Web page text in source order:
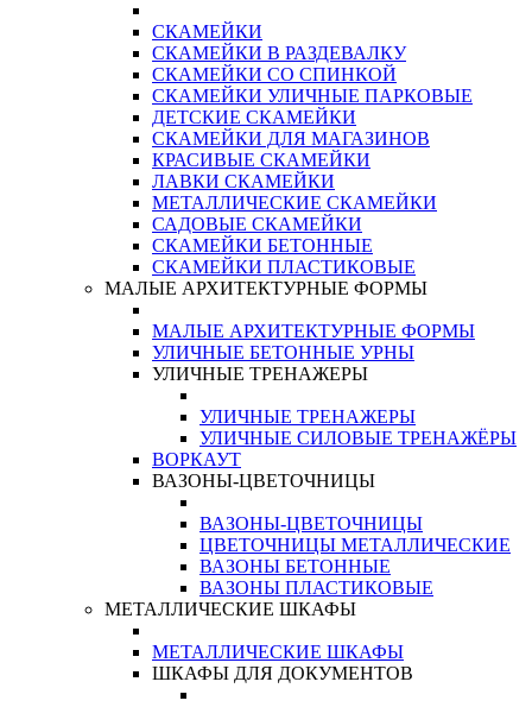
СКАМЕЙКИ
СКАМЕЙКИ В РАЗДЕВАЛКУ
СКАМЕЙКИ СО СПИНКОЙ
СКАМЕЙКИ УЛИЧНЫЕ ПАРКОВЫЕ
ДЕТСКИЕ СКАМЕЙКИ
СКАМЕЙКИ ДЛЯ МАГАЗИНОВ
КРАСИВЫЕ СКАМЕЙКИ
ЛАВКИ СКАМЕЙКИ
МЕТАЛЛИЧЕСКИЕ СКАМЕЙКИ
САДОВЫЕ СКАМЕЙКИ
СКАМЕЙКИ БЕТОННЫЕ
СКАМЕЙКИ ПЛАСТИКОВЫЕ
МАЛЫЕ АРХИТЕКТУРНЫЕ ФОРМЫ
МАЛЫЕ АРХИТЕКТУРНЫЕ ФОРМЫ
УЛИЧНЫЕ БЕТОННЫЕ УРНЫ
УЛИЧНЫЕ ТРЕНАЖЕРЫ
УЛИЧНЫЕ ТРЕНАЖЕРЫ
УЛИЧНЫЕ СИЛОВЫЕ ТРЕНАЖЁРЫ
ВОРКАУТ
ВАЗОНЫ-ЦВЕТОЧНИЦЫ
ВАЗОНЫ-ЦВЕТОЧНИЦЫ
ЦВЕТОЧНИЦЫ МЕТАЛЛИЧЕСКИЕ
ВАЗОНЫ БЕТОННЫЕ
ВАЗОНЫ ПЛАСТИКОВЫЕ
МЕТАЛЛИЧЕСКИЕ ШКАФЫ
МЕТАЛЛИЧЕСКИЕ ШКАФЫ
ШКАФЫ ДЛЯ ДОКУМЕНТОВ